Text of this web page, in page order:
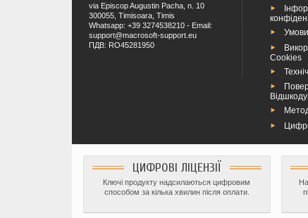
via Episcop Augustin Pacha, n. 10
300055, Timisoara, Timis
Whatsapp: +39 3274538210 - Email:
support@macrosoft-support.eu
ПДВ: RO45281950
Cookies
ЦИФРОВІ ЛІЦЕНЗІЇ
Ключі продукту надсилаються цифровим
способом за кілька хвилин після оплати.